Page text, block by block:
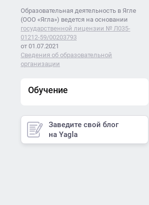
Образовательная деятельность в Ягле
(ООО «Ягла») ведется на основании
государственной лицензии № Л035-
01212-59/00203793
от 01.07.2021
Сведения об образовательной
организации
Обучение
Заведите свой блог
на Yagla